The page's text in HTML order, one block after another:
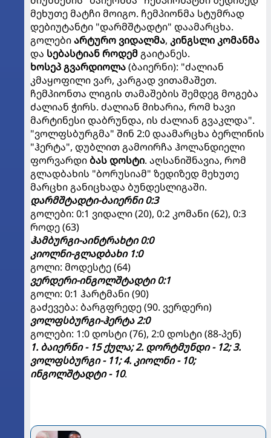
მეხუთე მატჩი მოიგო. ჩემპიონმა სტუმრად
დებიუტანტი "დარმშტადტი" დაამარცხა.
გოლებიარტურო ვიდალმა, კინგსლი კომანმა
და სებასტიან როდემგაიტანეს.
ხოსეპ გვარდიოლა(ბაიერნი): "ძალიან
კმაყოფილი ვარ, კარგად ვითამაშეთ.
ჩემპიონთა ლიგის თამაშების შემდეგ მოგება
ძალიან ჭირს. ძალიან მიხარია, რომ ხავი
მარტინესი დაბრუნდა, ის ძალიან გვაკლდა".
"ვოლფსბურგმა" შინ 2:0 დაამარცხა ბერლინის
"ჰერტა", დუბლით გამოირჩა ჰოლანდიელი
ფორვარდიბას დოსტი. აღსანიშნავია, რომ
გლადბახის "ბორუსიამ" ზედიზედ მეხუთე
მარცხი განიცხადა ბუნდესლიგაში.
დარმშტადტი-ბაიერნი 0:3
გოლები: 0:1 ვიდალი (20), 0:2 კომანი (62), 0:3
როდე (63)
ჰამბურგი-აინტრახტი 0:0
კიოლნი-გლადბახი 1:0
გოლი: მოდესტე (64)
ვერდერი-ინგოლშტადტი 0:1
გოლი: 0:1 ჰარტმანი (90)
გაძევება: ბარგფრედე (90. ვერდერი)
ვოლფსბურგი-ჰერტა 2:0
გოლები: 1:0 დოსტი (76), 2:0 დოსტი (88-პენ)
1. ბაიერნი - 15 ქულა; 2. დორტმუნდი - 12; 3.
ვოლფსბურგი - 11; 4. კიოლნი - 10;
ინგოლშტადტი - 10.